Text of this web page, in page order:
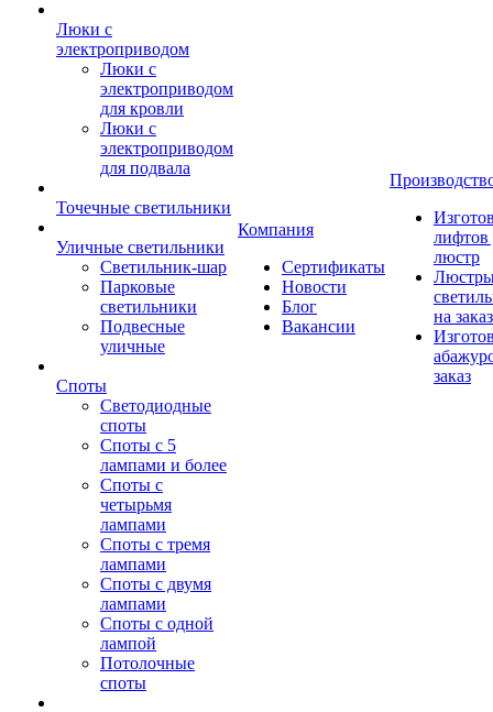
Люки с
электроприводом
Люки с
электроприводом
для кровли
Люки с
электроприводом
для подвала
Точечные светильники
Уличные светильники
Светильник-шар
Парковые
светильники
Подвесные
уличные
Споты
Светодиодные
споты
Споты с 5
лампами и более
Споты с
четырьмя
лампами
Споты с тремя
лампами
Споты с двумя
лампами
Споты с одной
лампой
Потолочные
споты
Компания
Сертификаты
Новости
Блог
Вакансии
лифтов
люстр
на заказ
заказ